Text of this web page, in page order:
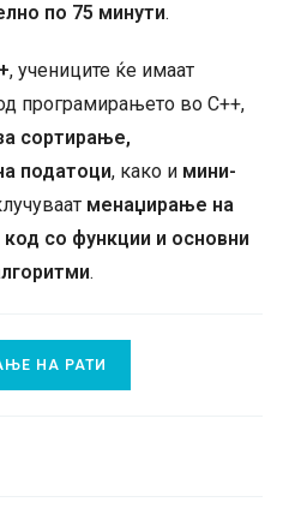
по 75 минути.
, учениците ќе имаат
програмирањето во C++,
сортирање,
податоци, како и мини-
менаџирање на
со функции и основни
.
НА РАТИ